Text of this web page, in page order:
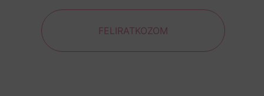
FELIRATKOZOM